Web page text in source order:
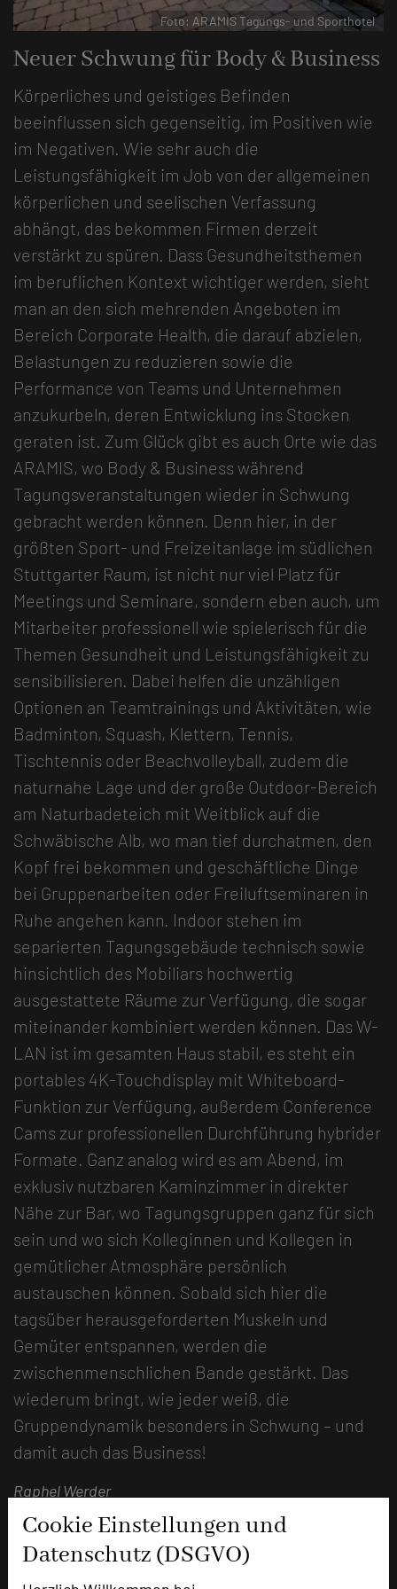
Cookie Einstellungen und
Datenschutz (DSGVO)
und Sporthotel Foto: ARAMIS Tagungs-
Neuer Schwung für Body & Business
Körperliches und geistiges Befinden
beeinflussen sich gegenseitig, im Positiven wie
im Negativen. Wie sehr auch die
Leistungsfähigkeit im Job von der allgemeinen
körperlichen und seelischen Verfassung
abhängt, das bekommen Firmen derzeit
verstärkt zu spüren. Dass Gesundheitsthemen
im beruflichen Kontext wichtiger werden, sieht
man an den sich mehrenden Angeboten im
Bereich Corporate Health, die darauf abzielen,
Belastungen zu reduzieren sowie die
Performance von Teams und Unternehmen
anzukurbeln, deren Entwicklung ins Stocken
geraten ist. Zum Glück gibt es auch Orte wie das
ARAMIS, wo Body & Business während
Tagungsveranstaltungen wieder in Schwung
gebracht werden können. Denn hier, in der
größten Sport- und Freizeitanlage im südlichen
Stuttgarter Raum, ist nicht nur viel Platz für
Meetings und Seminare, sondern eben auch, um
Mitarbeiter professionell wie spielerisch für die
Themen Gesundheit und Leistungsfähigkeit zu
sensibilisieren. Dabei helfen die unzähligen
Optionen an Teamtrainings und Aktivitäten, wie
Badminton, Squash, Klettern, Tennis,
Tischtennis oder Beachvolleyball, zudem die
naturnahe Lage und der große Outdoor-Bereich
am Naturbadeteich mit Weitblick auf die
Schwäbische Alb, wo man tief durchatmen, den
Kopf frei bekommen und geschäftliche Dinge
bei Gruppenarbeiten oder Freiluftseminaren in
Ruhe angehen kann. Indoor stehen im
separierten Tagungsgebäude technisch sowie
hinsichtlich des Mobiliars hochwertig
ausgestattete Räume zur Verfügung, die sogar
miteinander kombiniert werden können. Das W-
LAN ist im gesamten Haus stabil, es steht ein
portables 4K-Touchdisplay mit Whiteboard-
Funktion zur Verfügung, außerdem Conference
Cams zur professionellen Durchführung hybrider
Formate. Ganz analog wird es am Abend, im
exklusiv nutzbaren Kaminzimmer in direkter
Nähe zur Bar, wo Tagungsgruppen ganz für sich
sein und wo sich Kolleginnen und Kollegen in
gemütlicher Atmosphäre persönlich
austauschen können. Sobald sich hier die
tagsüber herausgeforderten Muskeln und
Gemüter entspannen, werden die
zwischenmenschlichen Bande gestärkt. Das
wiederum bringt, wie jeder weiß, die
Gruppendynamik besonders in Schwung – und
damit auch das Business!
Raphel Werder